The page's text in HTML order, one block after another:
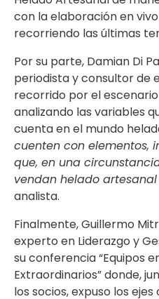
con la elaboración en
recorriendo las últimas
Por su parte, Damian Di
periodista y consultor de
recorrido por el
analizando las variables
cuenta en el mundo
cuenten con elementos,
que, en una
vendan helado
analista.
Finalmente, Guillermo
experto en Liderazgo y
su conferencia “Equipos
Extraordinarios” donde,
los socios, expuso los